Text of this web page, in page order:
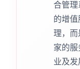
合管
的增
理，
家的
业及